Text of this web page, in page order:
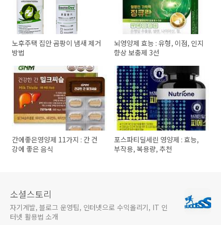
노후주택 집안 곰팡이 냄새 제거
방법
뇌영양제 효능 : 유형, 이점, 인지
향상 보충제 3선
간에좋은영양제 11가지 : 간 건
강에 좋은 음식
포스파티딜세린 영양제 : 효능,
부작용, 복용량, 추천
소셜스토리
자기계발, 블로그 운영팁, 인터넷으로 수익올리기, IT 인
터넷 활용법 소개